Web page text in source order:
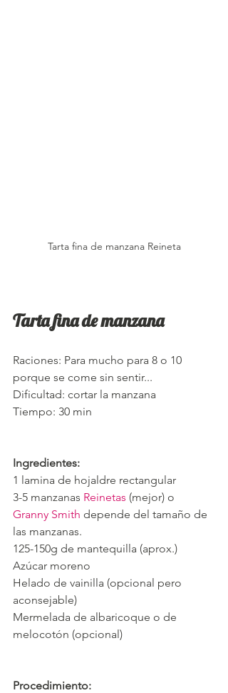
Tarta fina de manzana Reineta
Tarta fina de manzana
Raciones: Para mucho para 8 o 10
porque se come sin sentir...
Dificultad: cortar la manzana
Tiempo: 30 min
Ingredientes:
1 lamina de hojaldre rectangular
3-5 manzanas Reinetas (mejor) o
Granny Smith depende del tamaño de
las manzanas.
125-150g de mantequilla (aprox.)
Azúcar moreno
Helado de vainilla (opcional pero
aconsejable)
Mermelada de albaricoque o de
melocotón (opcional)
Procedimiento: